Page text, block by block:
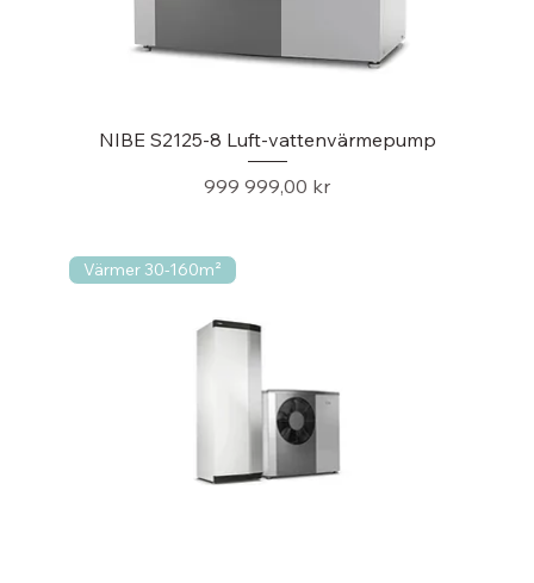
NIBE S2125-8 Luft-vattenvärmepump
Pris
999 999,00 kr
Värmer 30-160m²